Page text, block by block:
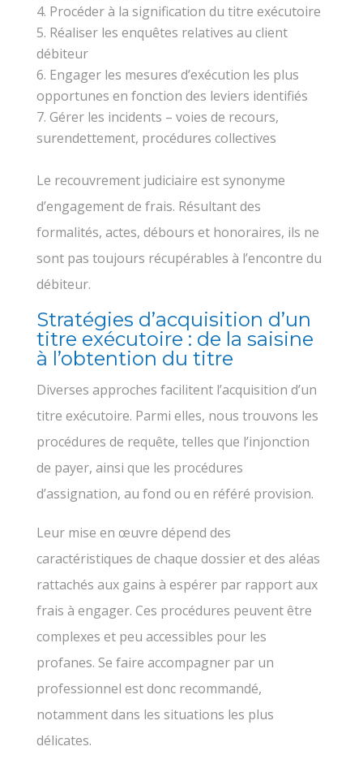
Procéder à la signification du titre exécutoire
Réaliser les enquêtes relatives au client
débiteur
Engager les mesures d’exécution les plus
opportunes en fonction des leviers identifiés
Gérer les incidents – voies de recours,
surendettement, procédures collectives
Le recouvrement judiciaire est synonyme
d’engagement de frais. Résultant des
formalités, actes, débours et honoraires, ils ne
sont pas toujours récupérables à l’encontre du
débiteur.
Stratégies d’acquisition d’un
titre exécutoire : de la saisine
à l’obtention du titre
Diverses approches facilitent l’acquisition d’un
titre exécutoire. Parmi elles, nous trouvons les
procédures de requête, telles que l’injonction
de payer, ainsi que les procédures
d’assignation, au fond ou en référé provision.
Leur mise en œuvre dépend des
caractéristiques de chaque dossier et des aléas
rattachés aux gains à espérer par rapport aux
frais à engager. Ces procédures peuvent être
complexes et peu accessibles pour les
profanes. Se faire accompagner par un
professionnel est donc recommandé,
notamment dans les situations les plus
délicates.